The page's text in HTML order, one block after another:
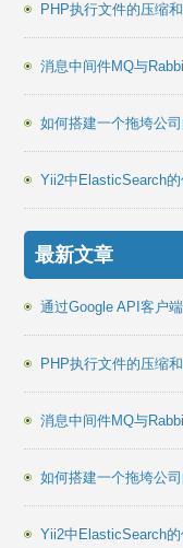
PHP执行文件的压缩
消息中间件MQ与
如何搭建一个拖垮公
Yii2中ElasticSearch的
最新文章
通过Google API客户
PHP执行文件的压缩
消息中间件MQ与
如何搭建一个拖垮公
Yii2中ElasticSearch的